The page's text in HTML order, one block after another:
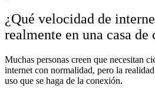
¿Qué velocidad de
realmente en una casa de
Muchas personas creen que necesitan
internet con normalidad, pero la
uso que se haga de la conexión.